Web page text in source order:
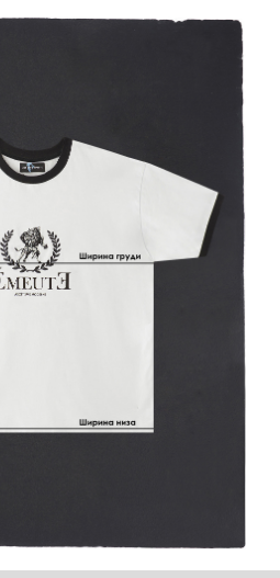
24
64
90, надет размер L
надет размер M
режиме) стирка
градусов
стороны.
с порошком
отдельно